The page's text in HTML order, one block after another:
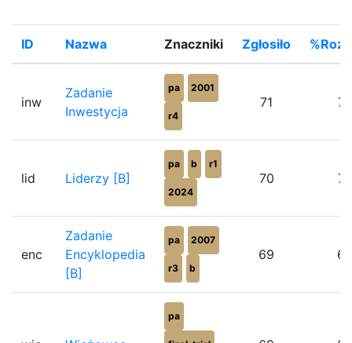
ID Nazwa Znaczniki Zgłosiło
inw
Zadanie
Inwestycja
pa 2001
r4
71
lid Liderzy [B]
pa b r1
2024
70
enc
Zadanie
Encyklopedia
[B]
pa 2007
r3 b
69
pa